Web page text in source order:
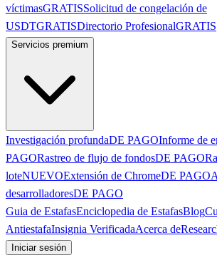
víctimasGRATISSolicitud de congelación de
USDTGRATISDirectorio ProfesionalGRATIS
Servicios premium
Investigación profundaDE PAGOInforme de
PAGORastreo de flujo de fondosDE PAGO
loteNUEVOExtensión de ChromeDE PAGO
desarrolladoresDE PAGO
Guia de EstafasEnciclopedia de EstafasBlog
AntiestafaInsignia VerificadaAcerca de
Iniciar sesión